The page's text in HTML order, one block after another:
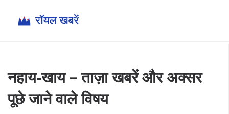
नहाय-खाय – ताज़ा खबरें और अक्सर
पूछे जाने वाले विषय